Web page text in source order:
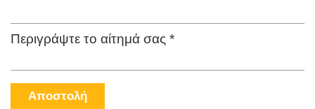
Περιγράψτε το αίτημά σας *
Αποστολή